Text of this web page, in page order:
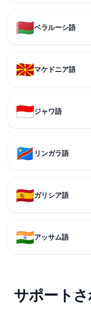
🇧🇾ベラルーシ語
🇲🇰マケドニア語
🇮🇩ジャワ語
🇨🇩 リンガラ語
🇪🇸ガリシア語
🇮🇳アッサム語
サポート